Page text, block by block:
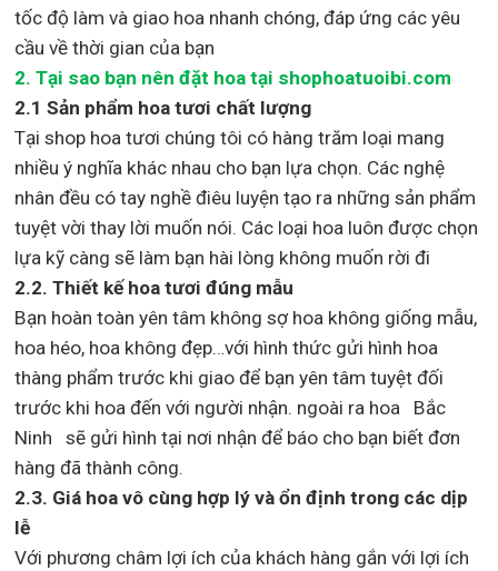
tốc độ làm và giao hoa nhanh chóng, đáp ứng các yêu
cầu về thời gian của bạn
2. Tại sao bạn nên đặt hoa tại shophoatuoibi.com
2.1 Sản phẩm hoa tươi chất lượng
Tại shop hoa tươi chúng tôi có hàng trăm loại mang
nhiều ý nghĩa khác nhau cho bạn lựa chọn. Các nghệ
nhân đều có tay nghề điêu luyện tạo ra những sản phẩm
tuyệt vời thay lời muốn nói. Các loại hoa luôn được chọn
lựa kỹ càng sẽ làm bạn hài lòng không muốn rời đi
2.2. Thiết kế hoa tươi đúng mẫu
Bạn hoàn toàn yên tâm không sợ hoa không giống mẫu,
hoa héo, hoa không đẹp…với hình thức gửi hình hoa
thàng phẩm trước khi giao để bạn yên tâm tuyệt đối
trước khi hoa đến với người nhận. ngoài ra hoa Bắc
Ninh sẽ gửi hình tại nơi nhận để báo cho bạn biết đơn
hàng đã thành công.
2.3. Giá hoa vô cùng hợp lý và ổn định trong các dịp
lễ
Với phương châm lợi ích của khách hàng gắn với lợi ích